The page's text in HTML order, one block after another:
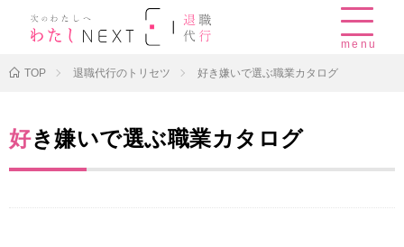
menu
TOP 退職代行のトリセツ 好き嫌いで選ぶ職業カタログ
好き嫌いで選ぶ職業カタログ